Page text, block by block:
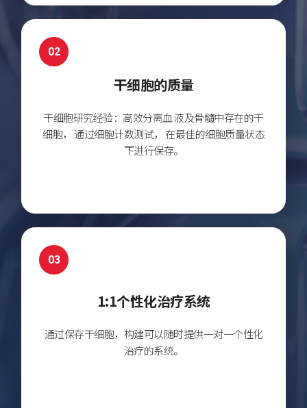
02
干细胞的质量
干细胞研究经验：高效分离血液及骨髓中存在的干
细胞， 通过细胞计数测试，
在最佳的细胞质量状态
下进行保存。
03
1:1个性化治疗系统
通过保存干细胞， 构建可以随时提供一对一个性化
治疗的系统。